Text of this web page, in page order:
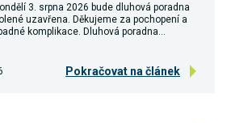
3. srpna 2026 bude dluhová poradna
uzavřena. Děkujeme za pochopení a
komplikace. Dluhová poradna…
Pokračovat na článek